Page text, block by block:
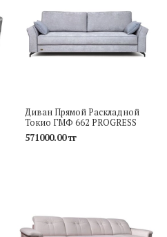
Диван Прямой Раскладной
Токио ГМФ 662 PROGRESS
571000.00 тг